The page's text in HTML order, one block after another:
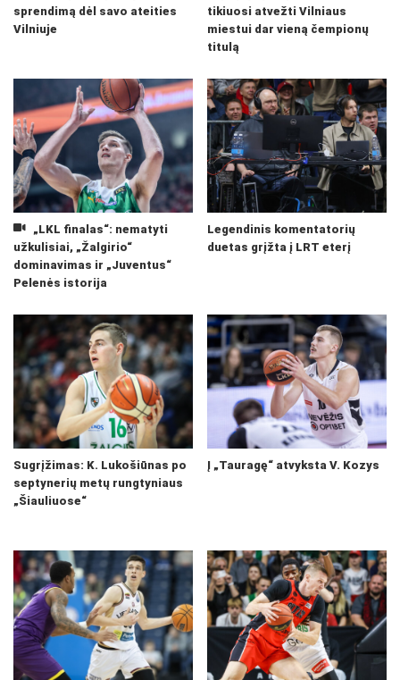
sprendimą dėl savo ateities
Vilniuje
tikiuosi atvežti Vilniaus
miestui dar vieną čempionų
titulą
„LKL finalas“: nematyti
užkulisiai, „Žalgirio“
dominavimas ir „Juventus“
Pelenės istorija
Legendinis komentatorių
duetas grįžta į LRT eterį
Sugrįžimas: K. Lukošiūnas po
septynerių metų rungtyniaus
„Šiauliuose“
Į „Tauragę“ atvyksta V. Kozys